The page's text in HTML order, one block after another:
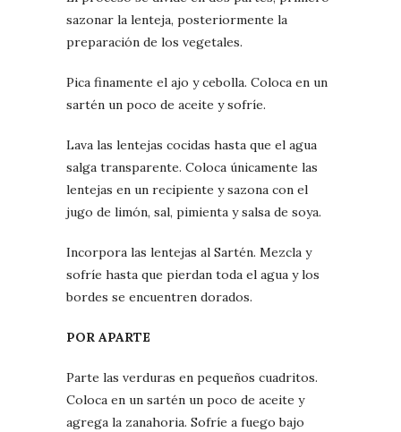
sazonar la lenteja, posteriormente la
preparación de los vegetales.
Pica finamente el ajo y cebolla. Coloca en un
sartén un poco de aceite y sofríe.
Lava las lentejas cocidas hasta que el agua
salga transparente. Coloca únicamente las
lentejas en un recipiente y sazona con el
jugo de limón, sal, pimienta y salsa de soya.
Incorpora las lentejas al Sartén. Mezcla y
sofríe hasta que pierdan toda el agua y los
bordes se encuentren dorados.
POR APARTE
Parte las verduras en pequeños cuadritos.
Coloca en un sartén un poco de aceite y
agrega la zanahoria. Sofríe a fuego bajo